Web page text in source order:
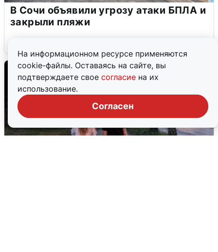
На информационном ресурсе применяются
cookie-файлы. Оставаясь на сайте, вы
подтверждаете свое согласие на их
использование.
Согласен
В Сочи объявили угрозу атаки БПЛА и
закрыли пляжи